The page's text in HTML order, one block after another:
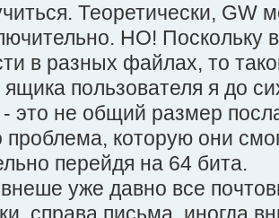
Теоретически, GW
НО! Поскольку
в разных файлах, то
ящика пользователя я до
это не общий размер
проблема, которую они
перейдя на 64 бита.
уже давно все
справа письма, иногда